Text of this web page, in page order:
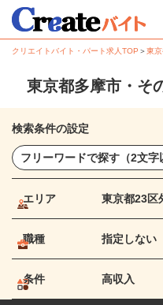
クリエイトバイト・パート求人TOP ＞東
東京都多摩市・そ
検索条件の設定
エリア 東京都23区
職種 指定しない
条件 高収入